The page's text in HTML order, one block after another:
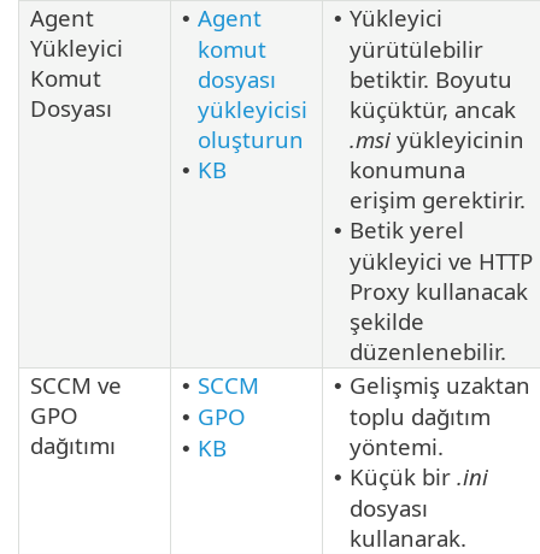
Agent
Yükleyici
Komut
Dosyası
• Agent
komut
dosyası
yükleyicisi
oluşturun
• KB
• Yükleyici
yürütülebilir
betiktir. Boyutu
küçüktür, ancak
.msi yükleyicinin
konumuna
erişim gerektirir.
• Betik yerel
yükleyici ve HTTP
Proxy kullanacak
şekilde
düzenlenebilir.
SCCM ve
GPO
dağıtımı
• SCCM
• GPO
• KB
• Gelişmiş uzaktan
toplu dağıtım
yöntemi.
• Küçük bir .ini
dosyası
kullanarak.